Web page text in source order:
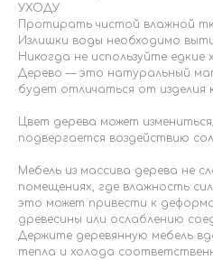
УХОДУ
Протирать чистой влажной
Излишки воды необходимо
Никогда не используйте едкие
Дерево — это натуральный
будет отличаться от изделия
Цвет дерева может
подвергается воздействию
Мебель из массива дерева не
помещениях, где влажность
это может привести к
древесины или ослаблению
Держите деревянную мебель
тепла и холода